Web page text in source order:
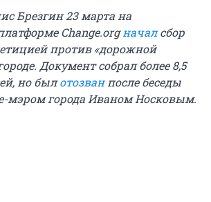
Брезгин 23 марта на
Change.orgначалсбор
против «дорожной
Документ собрал более 8,5
но былотозванпосле беседы
мэром города Иваном Носковым.